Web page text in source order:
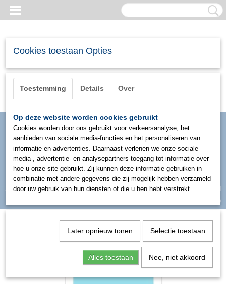
Inloggen Registreren
UW WINKELWAGEN
(0)
Cookies toestaan Opties
Toestemming Details Over
Op deze website worden cookies gebruikt
Cookies worden door ons gebruikt voor verkeersanalyse, het
aanbieden van sociale media-functies en het personaliseren van
informatie en advertenties. Daarnaast verlenen we onze sociale
media-, advertentie- en analysepartners toegang tot informatie over
hoe u onze site gebruikt. Zij kunnen deze informatie gebruiken in
combinatie met andere gegevens die zij mogelijk hebben verzameld
door uw gebruik van hun diensten of die u hen hebt verstrekt.
Later opnieuw tonen Selectie toestaan
Alles toestaan Nee, niet akkoord